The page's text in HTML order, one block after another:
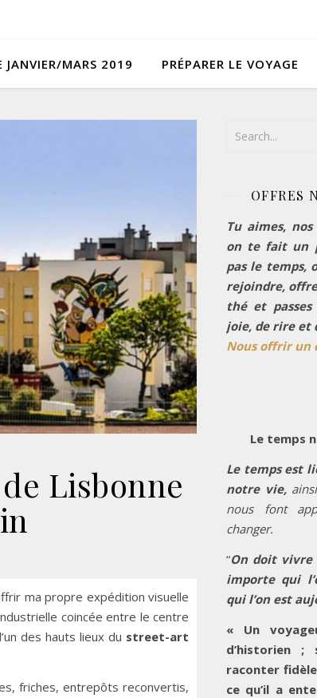
JANVIER/MARS 2019 PRÉPARER LE VOYAGE
Lisbonne
ma propre expédition visuelle
coincée entre le centre
des hauts lieux du street-art
friches, entrepôts reconvertis,
OFFRES
Tu aimes,
on te fait un
pas le temps,
rejoindre,
thé et
joie, de rire et
Nous offrir un
Le temps
Le temps est
notre vie,
nous font
changer.
“On doit vivre
importe qui
qui l’on est
« Un
d’historien
raconter
ce qu’il a